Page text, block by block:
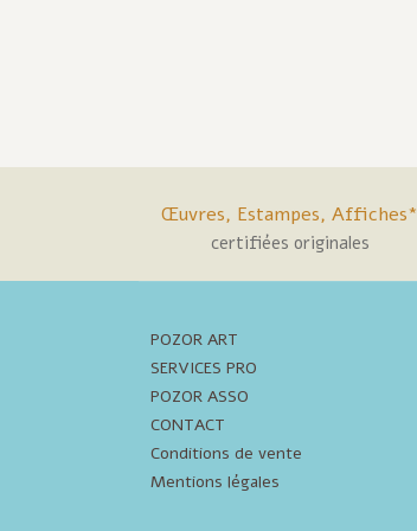
Œuvres, Estampes, Affiches*
certifiées originales
POZOR ART
SERVICES PRO
POZOR ASSO
CONTACT
Conditions de vente
Mentions légales